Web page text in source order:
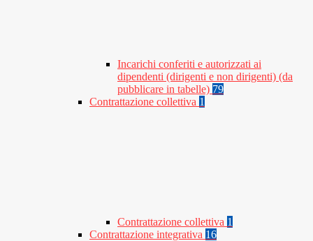
Incarichi conferiti e autorizzati ai
dipendenti (dirigenti e non dirigenti) (da
pubblicare in tabelle) 79
Contrattazione collettiva 1
Contrattazione collettiva 1
Contrattazione integrativa 16